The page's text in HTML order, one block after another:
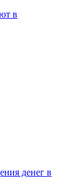
в
денег в